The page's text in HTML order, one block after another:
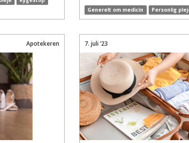
Generelt om medicin Personlig
Apotekeren 7. juli ’23